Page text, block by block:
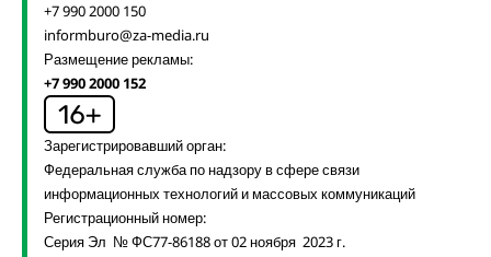
+7 990 2000 150
informburo@za-media.ru
Размещение рекламы:
+7 990 2000 152
Зарегистрировавший орган:
Федеральная служба по надзору в сфере связи
информационных технологий и массовых коммуникаций
Регистрационный номер:
Серия Эл № ФС77-86188 от 02 ноября 2023 г.